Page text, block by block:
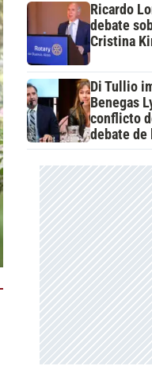
Ricardo
debate
Cristina
Di Tullio
Benegas
conflicto
debate de